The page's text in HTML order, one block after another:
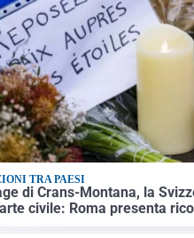
TRA PAESI
di Crans-Montana, la
civile: Roma presenta